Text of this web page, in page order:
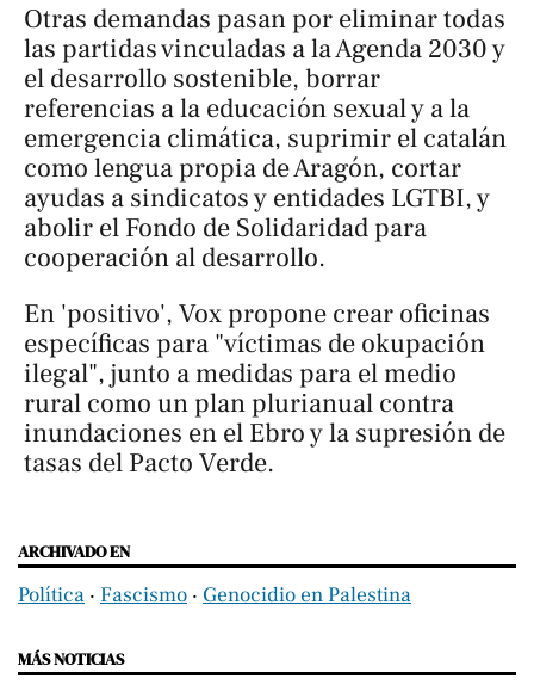
Otras demandas pasan por eliminar todas
las partidas vinculadas a la Agenda 2030 y
el desarrollo sostenible, borrar
referencias a la educación sexual y a la
emergencia climática, suprimir el catalán
como lengua propia de Aragón, cortar
ayudas a sindicatos y entidades LGTBI, y
abolir el Fondo de Solidaridad para
cooperación al desarrollo.
En 'positivo', Vox propone crear oficinas
específicas para "víctimas de okupación
ilegal", junto a medidas para el medio
rural como un plan plurianual contra
inundaciones en el Ebro y la supresión de
tasas del Pacto Verde.
ARCHIVADO EN
Política ‧ Fascismo ‧ Genocidio en Palestina
MÁS NOTICIAS